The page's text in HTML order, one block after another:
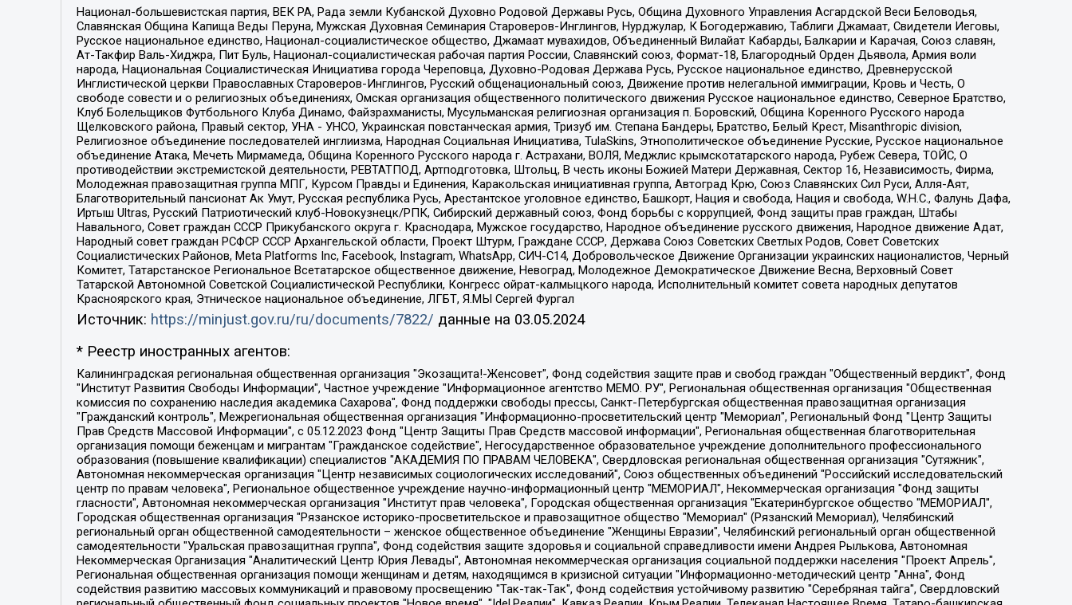
Национал-большевистская партия, ВЕК РА, Рада земли Кубанской Духовно Родовой Державы Русь, Община Духовного Управления Асгардской Веси Беловодья,
Славянская Община Капища Веды Перуна, Мужская Духовная Семинария Староверов-Инглингов, Нурджулар, К Богодержавию, Таблиги Джамаат, Свидетели Иеговы,
Русское национальное единство, Национал-социалистическое общество, Джамаат мувахидов, Объединенный Вилайат Кабарды, Балкарии и Карачая, Союз славян,
Ат-Такфир Валь-Хиджра, Пит Буль, Национал-социалистическая рабочая партия России, Славянский союз, Формат-18, Благородный Орден Дьявола, Армия воли
народа, Национальная Социалистическая Инициатива города Череповца, Духовно-Родовая Держава Русь, Русское национальное единство, Древнерусской
Инглистической церкви Православных Староверов-Инглингов, Русский общенациональный союз, Движение против нелегальной иммиграции, Кровь и Честь, О
свободе совести и о религиозных объединениях, Омская организация общественного политического движения Русское национальное единство, Северное Братство,
Клуб Болельщиков Футбольного Клуба Динамо, Файзрахманисты, Мусульманская религиозная организация п. Боровский, Община Коренного Русского народа
Щелковского района, Правый сектор, УНА - УНСО, Украинская повстанческая армия, Тризуб им. Степана Бандеры, Братство, Белый Крест, Misanthropic division,
Религиозное объединение последователей инглиизма, Народная Социальная Инициатива, TulaSkins, Этнополитическое объединение Русские, Русское национальное
объединение Атака, Мечеть Мирмамеда, Община Коренного Русского народа г. Астрахани, ВОЛЯ, Меджлис крымскотатарского народа, Рубеж Севера, ТОЙС, О
противодействии экстремистской деятельности, РЕВТАТПОД, Артподготовка, Штольц, В честь иконы Божией Матери Державная, Сектор 16, Независимость, Фирма,
Молодежная правозащитная группа МПГ, Курсом Правды и Единения, Каракольская инициативная группа, Автоград Крю, Союз Славянских Сил Руси, Алля-Аят,
Благотворительный пансионат Ак Умут, Русская республика Русь, Арестантское уголовное единство, Башкорт, Нация и свобода, Нация и свобода, W.H.С., Фалунь Дафа,
Иртыш Ultras, Русский Патриотический клуб-Новокузнецк/РПК, Сибирский державный союз, Фонд борьбы с коррупцией, Фонд защиты прав граждан, Штабы
Навального, Совет граждан СССР Прикубанского округа г. Краснодара, Мужское государство, Народное объединение русского движения, Народное движение Адат,
Народный совет граждан РСФСР СССР Архангельской области, Проект Штурм, Граждане СССР, Держава Союз Советских Светлых Родов, Совет Советских
Социалистических Районов, Meta Platforms Inc, Facebook, Instagram, WhatsApp, СИЧ-С14, Добровольческое Движение Организации украинских националистов, Черный
Комитет, Татарстанское Региональное Всетатарское общественное движение, Невоград, Молодежное Демократическое Движение Весна, Верховный Совет
Татарской Автономной Советской Социалистической Республики, Конгресс ойрат-калмыцкого народа, Исполнительный комитет совета народных депутатов
Красноярского края, Этническое национальное объединение, ЛГБТ, Я.МЫ Сергей Фургал
Источник: https://minjust.gov.ru/ru/documents/7822/ данные на 03.05.2024
* Реестр иностранных агентов:
Калининградская региональная общественная организация "Экозащита!-Женсовет", Фонд содействия защите прав и свобод граждан "Общественный вердикт", Фонд "Институт Развития Свободы Информации", Частное учреждение "Информационное агентство МЕМО. РУ", Региональная общественная организация "Общественная комиссия по сохранению наследия академика Сахарова", Фонд поддержки свободы прессы, Санкт-Петербургская общественная правозащитная организация "Гражданский контроль", Межрегиональная общественная организация "Информационно-просветительский центр "Мемориал", Региональный Фонд "Центр Защиты Прав Средств Массовой Информации", с 05.12.2023 Фонд "Центр Защиты Прав Средств массовой информации", Региональная общественная благотворительная организация помощи беженцам и мигрантам "Гражданское содействие", Негосударственное образовательное учреждение дополнительного профессионального образования (повышение квалификации) специалистов "АКАДЕМИЯ ПО ПРАВАМ ЧЕЛОВЕКА", Свердловская региональная общественная организация "Сутяжник", Автономная некоммерческая организация "Центр независимых социологических исследований", Союз общественных объединений "Российский исследовательский центр по правам человека", Региональное общественное учреждение научно-информационный центр "МЕМОРИАЛ", Некоммерческая организация "Фонд защиты гласности", Автономная некоммерческая организация "Институт прав человека", Городская общественная организация "Екатеринбургское общество "МЕМОРИАЛ", Городская общественная организация "Рязанское историко-просветительское и правозащитное общество "Мемориал" (Рязанский Мемориал), Челябинский региональный орган общественной самодеятельности – женское общественное объединение "Женщины Евразии", Челябинский региональный орган общественной самодеятельности "Уральская правозащитная группа", Фонд содействия защите здоровья и социальной справедливости имени Андрея Рылькова, Автономная Некоммерческая Организация "Аналитический Центр Юрия Левады", Автономная некоммерческая организация социальной поддержки населения "Проект Апрель", Региональная общественная организация помощи женщинам и детям, находящимся в кризисной ситуации "Информационно-методический центр "Анна", Фонд содействия развитию массовых коммуникаций и правовому просвещению "Так-так-Так", Фонд содействия устойчивому развитию "Серебряная тайга", Свердловский региональный общественный фонд социальных проектов "Новое время", "Idel.Реалии", Кавказ.Реалии, Крым.Реалии, Телеканал Настоящее Время, Татаро-башкирская служба Радио Свобода (Azatliq Radiosi), Радио Свободная Европа/Радио Свобода (PCE/PC), "Сибирь.Реалии", "Фактограф", Благотворительный фонд помощи осужденным и их семьям, Автономная некоммерческая организация "Институт глобализации и социальных движений", Фонд "В защиту прав заключенных", Частное учреждение "Центр поддержки и содействия развитию средств массовой информации", Пензенский региональный общественный благотворительный фонд "Гражданский союз", "Север.Реалии", Некоммерческая организация Фонд "Правовая инициатива", Общество с ограниченной ответственностью "Радио Свободная Европа/Радио Свобода", Чешское информационное агентство "MEDIUM-ORIENT", Красноярская региональная общественная организация "Мы против СПИДа", Камалягин Денис Николаевич, Маркелов Сергей Евгеньевич, Пономарев Лев Александрович, Савицкая Людмила Алексеевна, Автономная некоммерческая организация "Центр по работе с проблемой насилия "НАСИЛИЮ.НЕТ", Межрегиональный профессиональный союз работников здравоохранения "Альянс врачей", Юридическое лицо, зарегистрированное в Латвийской Республике, SIA "Medusa Project" (регистрационный номер 40103797863, дата регистрации 10.06.2014), Некоммерческая организация "Фонд по борьбе с коррупцией", Автономная некоммерческая организация "Институт права и публичной политики", Баданин Роман Сергеевич, Гликин Максим Александрович, Железнова Мария Михайловна, Лукьянова Юлия Сергеевна, Маетная Елизавета Витальевна, Маняхин Петр Борисович, Чуракова Ольга Владимировна, Ярош Юлия Петровна, Юридическое лицо "The Insider SIA", зарегистрированное в Риге, Латвийская Республика (дата регистрации 26.06.2015), являющееся администратором доменного имени интернет-издания "The Insider SIA", https://theins.ru, Постернак Алексей Евгеньевич, Рубин Михаил Аркадьевич, Анин Роман Александрович, Юридическое лицо Istories fonds, зарегистрированное в Латвийской Республике (регистрационный номер 50008295751, дата регистрации 24.02.2020), Великовский Дмитрий Александрович, Долинина Ирина Николаевна, Мароховская Алеся Алексеевна, Шлейнов Роман Юрьевич, Шмагун Олеся Валентиновна, Общество с ограниченной ответственностью "Альтаир 2021", Общество с ограниченной ответственностью "Вега 2021", Общество с ограниченной ответственностью "Главный редактор 2021", Общество с ограниченной ответственностью "Ромашки монолит", Важенков Артем Валерьевич, Ивановская областная общественная организация "Центр гендерных исследований", Гурман Юрий Альбертович, Медиапроект "ОВД-Инфо", Егоров Владимир Владимирович, Жилинский Владимир Александрович, Общество с ограниченной ответственностью "ЗП", Иванова София Юрьевна, Карезина Инна Павловна, Кильтау Екатерина Викторовна, Петров Алексей Викторович, Пискунов Сергей Евгеньевич, Смирнов Сергей Сергеевич, Тихонов Михаил Сергеевич, Общество с ограниченной ответственностью "ЖУРНАЛИСТ-ИНОСТРАННЫЙ АГЕНТ", Арапова Галина Юрьевна, Вольтская Татьяна Анатольевна, Американская компания "Mason G.E.S. Anonymous Foundation" (США), являющаяся владельцем интернет-издания https://mnews.world/, Компания "Stichting Bellingcat", зарегистрированная в Нидерландах (дата регистрации 11.07.2018), Захаров Андрей Вячеславович, Клепиковская Екатерина Дмитриевна, Общество с ограниченной ответственностью "МЕМО", Перл Роман Александрович, Симонов Евгений Алексеевич, Соловьева Елена Анатольевна, Сотников Даниил Владимирович, Сурначева Елизавета Дмитриевна, Автономная некоммерческая организация по защите прав человека и информированию населения "Якутия – Наше Мнение", Общество с ограниченной ответственностью "Москоу диджитал медиа", с 26.01.2023 Общество с ограниченной ответственностью "Чайка Белые сады", Ветошкина Валерия Валерьевна, Заговора Максим Александрович, Межрегиональное общественное движение "Российская ЛГБТ - сеть", Оленичев Максим Владимирович, Павлов Иван Юрьевич, Скворцова Елена Сергеевна, Общество с ограниченной ответственностью "Как бы инагент", Кочетков Игорь Викторович, Общество с ограниченной ответственностью "Честные выборы", Еланчик Олег Александрович, Общество с ограниченной ответственностью "Нобелевский призыв", Гималова Регина Эмилевна, Григорьев Андрей Валерьевич, Григорьева Алина Александровна, Ассоциация по содействию защите прав призывников, альтернативнослужащих и военнослужащих "Правозащитная группа "Гражданин.Армия.Право", Хисамова Регина Фаритовна, Автономная некоммерческая организация по реализации социально-правовых программ "Лилит", Дальневосточное общественное движение "Маяк", Санкт-Петербургская ЛГБТ-инициативная группа "Выход", Инициативная группа ЛГБТ+ "Реверс", Алексеев Андрей Викторович, Бекбулатова Таисия Львовна, Беляев Иван Михайлович, Владыкина Елена Сергеевна, Гельман Марат Александрович, Никульшина Вероника Юрьевна, Толоконникова Надежда Андреевна, Шендерович Виктор Анатольевич, Общество с ограниченной ответственностью "Данное сообщение", Общество с ограниченной ответственностью Издательский дом "Новая глава", Айнбиндер Александра Александровна, Московский комьюнити-центр для ЛГБТ+инициатив, Благотворительный фонд развития филантропии, Deutsche Welle (Германия, Kurt-Schumacher-Strasse 3, 53113 Bonn), Борзунова Мария Михайловна, Воробьев Виктор Викторович, Голубева Анна Львовна, Константинова Алла Михайловна, Малкова Ирина Владимировна, Мурадов Мурад Абдулгалимович, Осетинская Елизавета Николаевна, Понасенков Евгений Николаевич, Ганапольский Матвей Юрьевич, Киселев Евгений Алексеевич, Борухович Ирина Григорьевна, Дремин Иван Тимофеевич, Дубровский Дмитрий Викторович, Красноярская региональная общественная организация поддержки и развития альтернативных образовательных технологий и межкультурных коммуникаций "ИНТЕРРА", Маяковская Екатерина Алексеевна, Фейгин Марк Захарович, Филимонов Андрей Викторович, Дзугкоева Регина Николаевна, Доброхотов Роман Александрович, Дудь Юрий Александрович, Елкин Сергей Владимирович, Кругликов Кирилл Игоревич, Сабунаева Мария Леонидовна, Семенов Алексей Владимирович, Шаинян Карен Багратович, Шульман Екатерина Михайловна, Асафьев Артур Валерьевич, Вахштайн Виктор Семенович, Венедиктов Алексей Алексеевич, Лушникова Екатерина Евгеньевна, Волков Леонид Михайлович, Невзоров Александр Глебович, Пархоменко Сергей Борисович, Сироткин Ярослав Николаевич, Кара-Мурза Владимир Владимирович, Баранова Наталья Владимировна, Гозман Леонид Яковлевич, Кагарлицкий Борис Юльевич, Климарев Михаил Валерьевич, Милов Владимир Станиславович, Автономная некоммерческая организация Краснодарский центр современного искусства "Типография", Моргенштерн Алишер Тагирович, Соболь Любовь Эдуардовна, Общество с ограниченной ответственностью "ЛИЗА НОРМ", Каспаров Гарри Кимович, Ходорковский Михаил Борисович, Общество с ограниченной ответственностью "Апрельские тезисы", Данилович Ирина Брониславовна, Кашин Олег Владимирович, Петров Николай Владимирович, Пивоваров Алексей Владимирович, Соколов Михаил Владимирович, Цветкова Юлия Владимировна, Чичваркин Евгений Александрович, Комитет против пыток/Команда против пыток, Общество с ограниченной ответственностью "Первый научный", Общество с ограниченной ответственностью "Вертолет и ко", Белоцерковская Вероника Борисовна, Кац Максим Евгеньевич, Лазарева Татьяна Юрьевна, Шаведдинов Руслан Табризович, Яшин Илья Валерьевич, Общество с ограниченной ответственностью "Иноагент ААВ", Алешковский Дмитрий Петрович, Альбац Евгения Марковна, Быков Дмитрий Львович, Галямина Юлия Евгеньевна, Лойко Сергей Леонидович, Мартынов Кирилл Константинович, Медведев Сергей Александрович, Крашенинников Федор Геннадиевич, Гордеева Катерина Вл